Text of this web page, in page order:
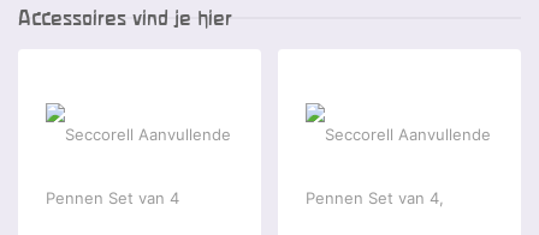
Accessoires vind je hier